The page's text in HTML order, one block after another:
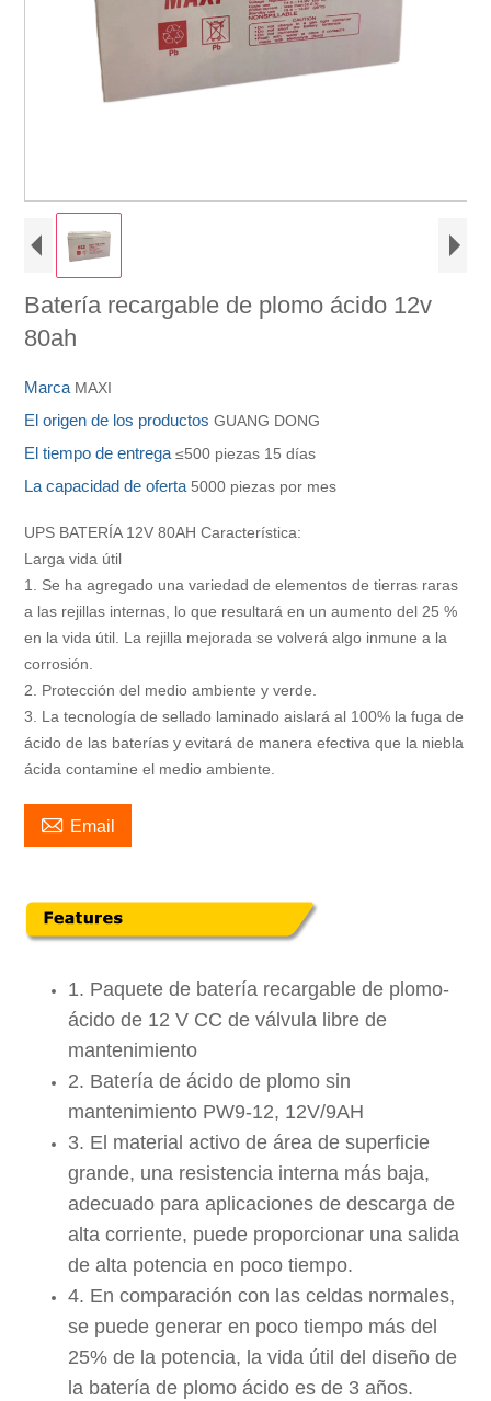
Batería recargable de plomo ácido 12v
80ah
Marca MAXI
El origen de los productosGUANG DONG
El tiempo de entrega≤500 piezas 15 días
La capacidad de oferta 5000 piezas por mes
UPS BATERÍA 12V 80AH Característica:
Larga vida útil
1. Se ha agregado una variedad de elementos de tierras raras
a las rejillas internas, lo que resultará en un aumento del 25 %
en la vida útil. La rejilla mejorada se volverá algo inmune a la
corrosión.
2. Protección del medio ambiente y verde.
3. La tecnología de sellado laminado aislará al 100% la fuga de
ácido de las baterías y evitará de manera efectiva que la niebla
ácida contamine el medio ambiente.
 Email
1. Paquete de batería recargable de plomo-
ácido de 12 V CC de válvula libre de
mantenimiento
2. Batería de ácido de plomo sin
mantenimiento PW9-12, 12V/9AH
3. El material activo de área de superficie
grande, una resistencia interna más baja,
adecuado para aplicaciones de descarga de
alta corriente, puede proporcionar una salida
de alta potencia en poco tiempo.
4. En comparación con las celdas normales,
se puede generar en poco tiempo más del
25% de la potencia, la vida útil del diseño de
la batería de plomo ácido es de 3 años.